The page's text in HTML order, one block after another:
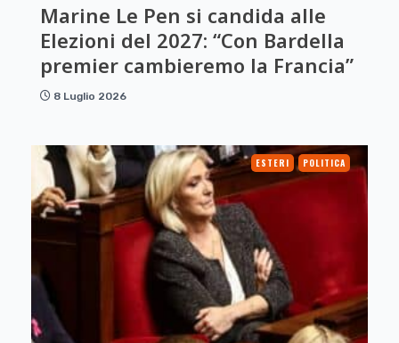
Marine Le Pen si candida alle
Elezioni del 2027: “Con Bardella
premier cambieremo la Francia”
8 Luglio 2026
ESTERI POLITICA